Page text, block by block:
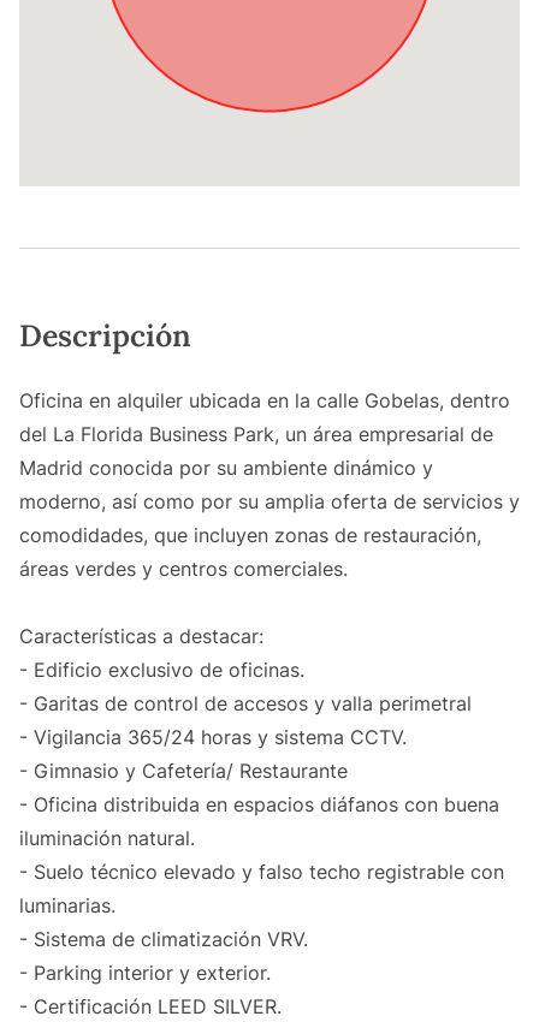
Descripción
Oficina en alquiler ubicada en la calle Gobelas, dentro
del La Florida Business Park, un área empresarial de
Madrid conocida por su ambiente dinámico y
moderno, así como por su amplia oferta de servicios y
comodidades, que incluyen zonas de restauración,
áreas verdes y centros comerciales.
Características a destacar:
- Edificio exclusivo de oficinas.
- Garitas de control de accesos y valla perimetral
- Vigilancia 365/24 horas y sistema CCTV.
- Gimnasio y Cafetería/ Restaurante
- Oficina distribuida en espacios diáfanos con buena
iluminación natural.
- Suelo técnico elevado y falso techo registrable con
luminarias.
- Sistema de climatización VRV.
- Parking interior y exterior.
- Certificación LEED SILVER.